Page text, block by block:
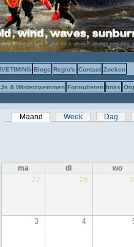
Blogs Regio's Contact Zoeken
& Winterzwemmen Formulieren links
Primaire tabs
Maand (actieve tabblad)
Week Dag
ma di
wo
27
28
3 4